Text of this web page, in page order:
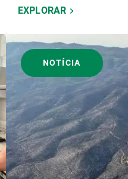
EXPLORAR
NOTÍCIA